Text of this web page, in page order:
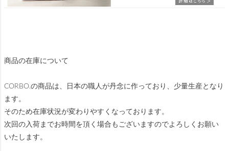
商品の在庫について
CORBO.の商品は、日本の職人が丹念に作っており、少量生産となり
ます。
そのため在庫状況が変わりやすくなっております。
次回の入荷までお時間を頂く場合もございますのでよろしくお願い
いたします。